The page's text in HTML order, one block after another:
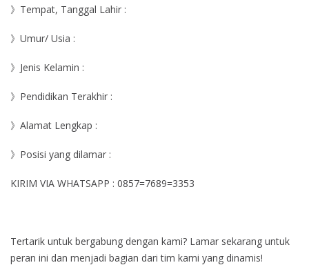
》Tempat, Tanggal Lahir :
》Umur/ Usia :
》Jenis Kelamin :
》Pendidikan Terakhir :
》Alamat Lengkap :
》Posisi yang dilamar :
KIRIM VIA WHATSAPP : 0857=7689=3353
Tertarik untuk bergabung dengan kami? Lamar sekarang untuk
peran ini dan menjadi bagian dari tim kami yang dinamis!